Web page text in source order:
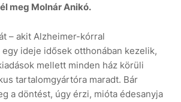
meg Molnár Anikó.
– akit Alzheimer-kórral
ideje idősek otthonában kezelik,
mellett minden ház körüli
tartalomgyártóra maradt. Bár
a döntést, úgy érzi, mióta édesanyja